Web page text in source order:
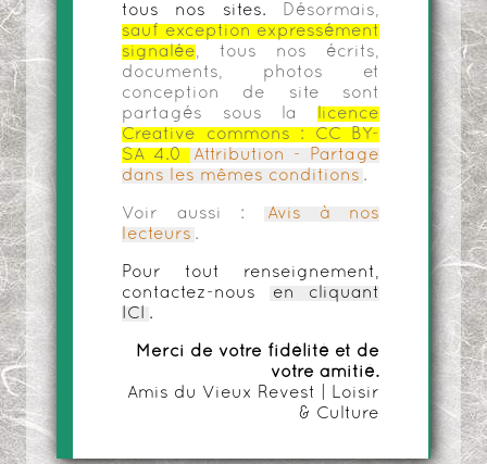
tous nos sites.
Désormais,
sauf exception expressément
signalée , tous nos écrits,
documents, photos et
conception de site sont
partagés sous la
licence
Creative commons :
CC BY-
SA 4.0
Attribution - Partage
dans les mêmes conditions .
Voir aussi :
Avis à nos
lecteurs .
Pour tout renseignement,
contactez-nous
en cliquant
ICI
.
Merci de votre fidélité et de
votre amitié.
Amis du Vieux Revest | Loisir
& Culture